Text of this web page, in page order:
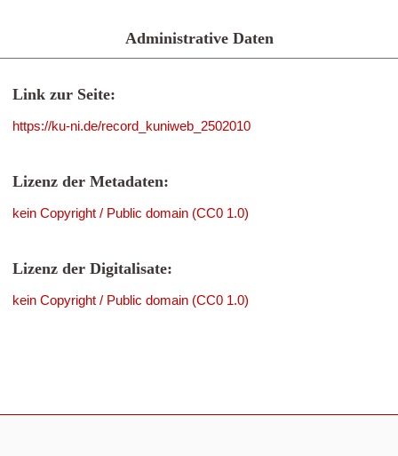
Administrative Daten
Link zur Seite:
https://ku-ni.de/record_kuniweb_2502010
Lizenz der Metadaten:
kein Copyright / Public domain (CC0 1.0)
Lizenz der Digitalisate:
kein Copyright / Public domain (CC0 1.0)